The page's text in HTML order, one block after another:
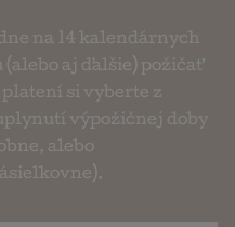
na 14 kalendárnych
aj ďalšie) požičať
si vyberte z
výpožičnej doby
alebo